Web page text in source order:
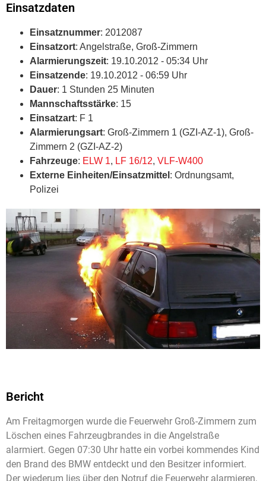
Einsatzdaten
Einsatznummer: 2012087
Einsatzort: Angelstraße, Groß-Zimmern
Alarmierungszeit: 19.10.2012 - 05:34 Uhr
Einsatzende: 19.10.2012 - 06:59 Uhr
Dauer: 1 Stunden 25 Minuten
Mannschaftsstärke: 15
Einsatzart: F 1
Alarmierungsart: Groß-Zimmern 1 (GZI-AZ-1), Groß-
Zimmern 2 (GZI-AZ-2)
Fahrzeuge: ELW 1, LF 16/12, VLF-W400
Externe Einheiten/Einsatzmittel : Ordnungsamt,
Polizei
Bericht
Am Freitagmorgen wurde die Feuerwehr Groß-Zimmern zum
Löschen eines Fahrzeugbrandes in die Angelstraße
alarmiert. Gegen 07:30 Uhr hatte ein vorbei kommendes Kind
den Brand des BMW entdeckt und den Besitzer informiert.
Der wiederum lies über den Notruf die Feuerwehr alarmieren,